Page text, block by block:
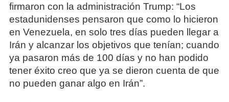
firmaron con la administración Trump: “Los
estadunidenses pensaron que como lo hicieron
en Venezuela, en solo tres días pueden llegar a
Irán y alcanzar los objetivos que tenían; cuando
ya pasaron más de 100 días y no han podido
tener éxito creo que ya se dieron cuenta de que
no pueden ganar algo en Irán”.